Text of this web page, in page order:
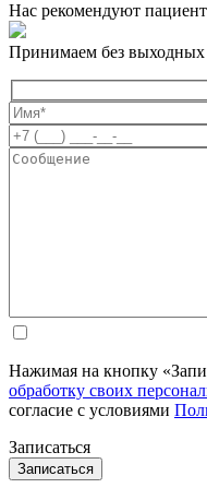
Нас рекомендуют
Принимаем без выходных
Нажимая на кнопку
обработку своих
согласие с условиями
Записаться